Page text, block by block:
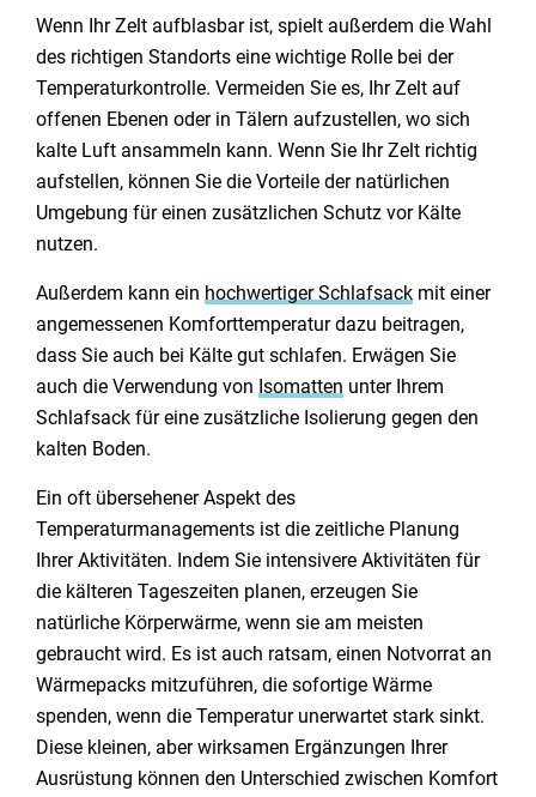
Wenn Ihr Zelt aufblasbar ist, spielt außerdem die Wahl
des richtigen Standorts eine wichtige Rolle bei der
Temperaturkontrolle. Vermeiden Sie es, Ihr Zelt auf
offenen Ebenen oder in Tälern aufzustellen, wo sich
kalte Luft ansammeln kann. Wenn Sie Ihr Zelt richtig
aufstellen, können Sie die Vorteile der natürlichen
Umgebung für einen zusätzlichen Schutz vor Kälte
nutzen.
Außerdem kann ein hochwertiger Schlafsack mit einer
angemessenen Komforttemperatur dazu beitragen,
dass Sie auch bei Kälte gut schlafen. Erwägen Sie
auch die Verwendung von Isomatten unter Ihrem
Schlafsack für eine zusätzliche Isolierung gegen den
kalten Boden.
Ein oft übersehener Aspekt des
Temperaturmanagements ist die zeitliche Planung
Ihrer Aktivitäten. Indem Sie intensivere Aktivitäten für
die kälteren Tageszeiten planen, erzeugen Sie
natürliche Körperwärme, wenn sie am meisten
gebraucht wird. Es ist auch ratsam, einen Notvorrat an
Wärmepacks mitzuführen, die sofortige Wärme
spenden, wenn die Temperatur unerwartet stark sinkt.
Diese kleinen, aber wirksamen Ergänzungen Ihrer
Ausrüstung können den Unterschied zwischen Komfort